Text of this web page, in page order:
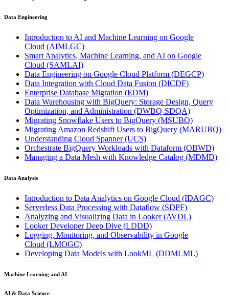
Data Engineering
Introduction to AI and Machine Learning on Google
Cloud (AIMLGC)
Smart Analytics, Machine Learning, and AI on Google
Cloud (SAMLAI)
Data Engineering on Google Cloud Platform (DEGCP)
Data Integration with Cloud Data Fusion (DICDF)
Enterprise Database Migration (EDM)
Data Warehousing with BigQuery: Storage Design, Query
Optimization, and Administration (DWBQ-SDQA)
Migrating Snowflake Users to BigQuery (MSUBQ)
Migrating Amazon Redshift Users to BigQuery (MARUBQ)
Understanding Cloud Spanner(UCS)
Orchestrate BigQuery Workloads with Dataform (OBWD)
Managing a Data Mesh with Knowledge Catalog (MDMD)
Data Analysis
Introduction to Data Analytics on Google Cloud (IDAGC)
Serverless Data Processing with Dataflow (SDPF)
Analyzing and Visualizing Data in Looker(AVDL)
Looker Developer Deep Dive (LDDD)
Logging, Monitoring, and Observability in Google
Cloud (LMOGC)
Developing Data Models with LookML (DDMLML)
Machine Learning and AI
AI & Data Science